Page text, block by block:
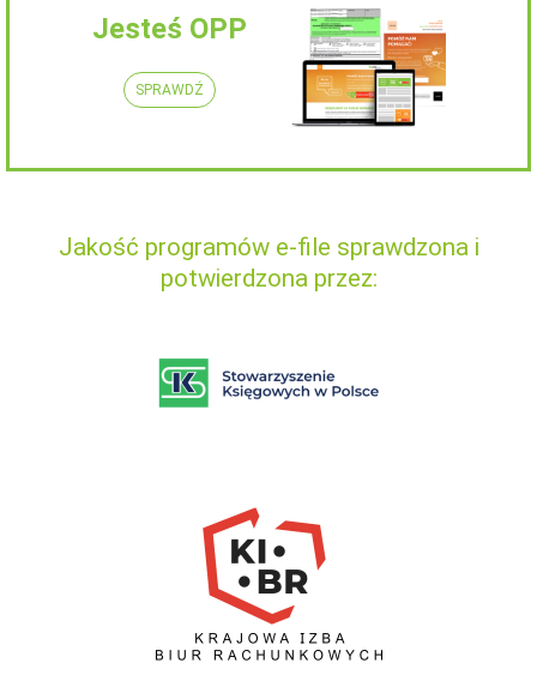
Jesteś OPP
SPRAWDŹ
Jakość programów e-file sprawdzona i
potwierdzona przez: